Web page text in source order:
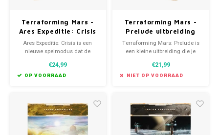
Terraforming Mars -
Ares Expeditie: Crisis
uitbreiding (NL)
Ares Expeditie: Crisis is een
nieuwe spelmodus dat de
oorspronkelijke spel,
Terraforming Mars: Ares
€24,99
OP VOORRAAD
Terraforming Mars -
Prelude uitbreiding
(NL)
Terraforming Mars: Prelude is
een kleine uitbreiding die je
geeft! Het benadrukt de eerste
stages van de Mars kolonisatie
€21,99
NIET OP VOORRAAD